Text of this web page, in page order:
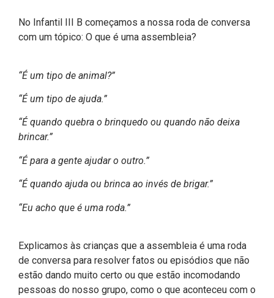
No Infantil III B começamos a nossa roda de conversa
com um tópico: O que é uma assembleia?
“É um tipo de animal?”
“É um tipo de ajuda.”
“É quando quebra o brinquedo ou quando não deixa
brincar.”
“É para a gente ajudar o outro.”
“É quando ajuda ou brinca ao invés de brigar.”
“Eu acho que é uma roda.”
Explicamos às crianças que a assembleia é uma roda
de conversa para resolver fatos ou episódios que não
estão dando muito certo ou que estão incomodando
pessoas do nosso grupo, como o que aconteceu com o